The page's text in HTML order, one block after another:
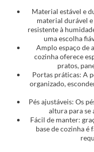
Material estável e
material durável
resistente à
uma escolha
Amplo espaço de
cozinha oferece
pratos,
Portas práticas: A
organizado,
Pés ajustáveis: Os
altura para se
Fácil de manter:
base de cozinha